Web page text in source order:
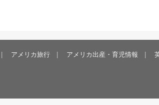
アメリカ旅行 アメリカ出産・育児情報